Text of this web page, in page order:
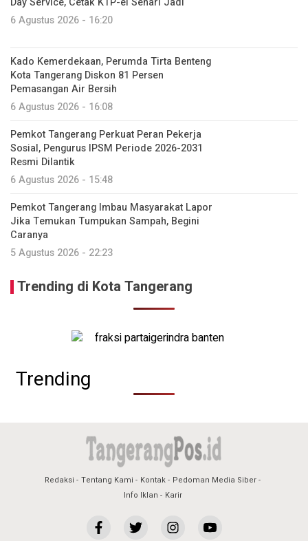
6 Agustus 2026 - 16:20
Kado Kemerdekaan, Perumda Tirta Benteng
Kota Tangerang Diskon 81 Persen
Pemasangan Air Bersih
6 Agustus 2026 - 16:08
Pemkot Tangerang Perkuat Peran Pekerja
Sosial, Pengurus IPSM Periode 2026-2031
Resmi Dilantik
6 Agustus 2026 - 15:48
Pemkot Tangerang Imbau Masyarakat Lapor
Jika Temukan Tumpukan Sampah, Begini
Caranya
5 Agustus 2026 - 22:23
Trending di Kota Tangerang
Trending
Redaksi Tentang Kami Kontak
Pedoman Media Siber
Info Iklan
Karir